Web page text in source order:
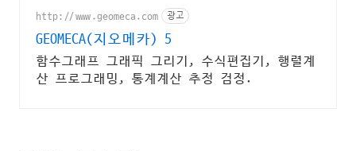
http://www.geomeca.com 광고
GEOMECA(지오메카) 5
함수그래프 그래픽 그리기, 수식편집기, 행렬계
산 프로그래밍, 통계계산 추정 검정.